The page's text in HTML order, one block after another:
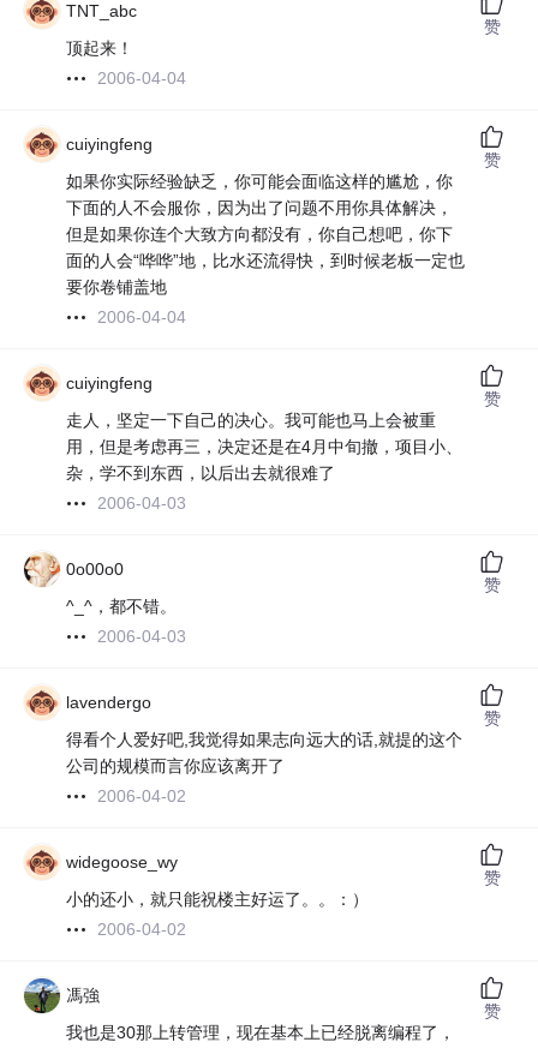
TNT_abc
顶起来！
2006-04-04
赞
cuiyingfeng
如果你实际经验缺乏，你可能会面临这样的尴尬，你
下面的人不会服你，因为出了问题不用你具体解决，
但是如果你连个大致方向都没有，你自己想吧，你下
面的人会“哗哗”地，比水还流得快，到时候老板一定也
要你卷铺盖地
2006-04-04
赞
cuiyingfeng
走人，坚定一下自己的决心。我可能也马上会被重
用，但是考虑再三，决定还是在4月中旬撤，项目小、
杂，学不到东西，以后出去就很难了
2006-04-03
赞
0o00o0
^_^，都不错。
2006-04-03
赞
lavendergo
得看个人爱好吧,我觉得如果志向远大的话,就提的这个
公司的规模而言你应该离开了
2006-04-02
赞
widegoose_wy
小的还小，就只能祝楼主好运了。。：）
2006-04-02
赞
馮強
我也是30那上转管理，现在基本上已经脱离编程了，
赞